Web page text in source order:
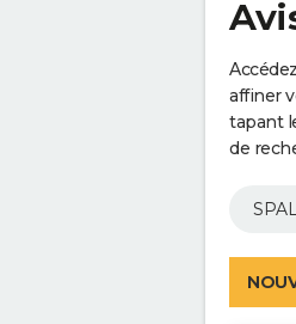
affiner
tapant
de